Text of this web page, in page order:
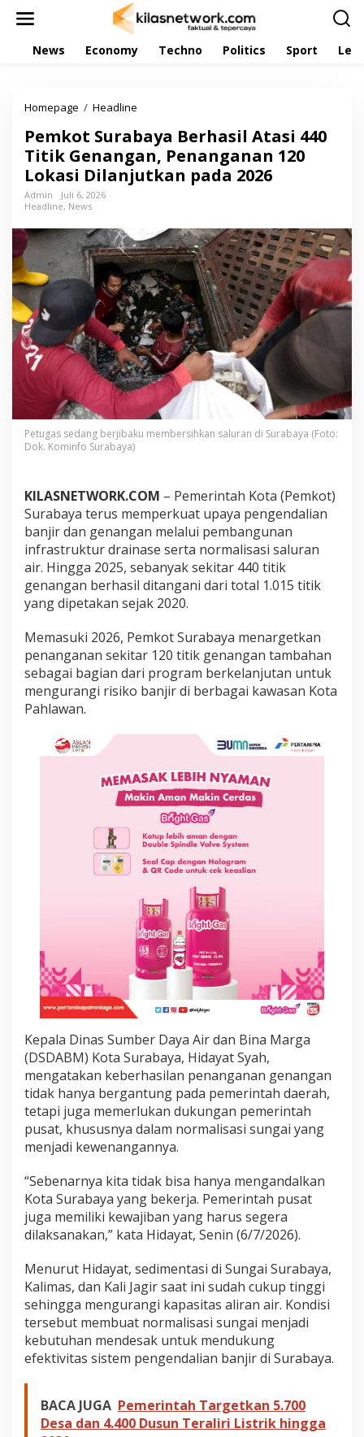
News Economy Techno Politics Sport
Homepage / Headline
m
k
o
t
a
b
a
y
a
B
e
r
h
a
s
A
4
4
0
T
t
i
k
e
a
n
g
,
n
a
n
a
a
1
0
L
o
k
i
i
l
a
n
u
t
k
n
p
a
d
a
0
2
6
Pemkot Surabaya Berhasil Atasi 440
Titik Genangan, Penanganan 120
Lokasi Dilanjutkan pada 2026
Admin
Juli 6, 2026
Headline, News
Petugas sedang berjibaku membersihkan saluran di Surabaya (Foto:
Dok. Kominfo Surabaya)
KILASNETWORK.COM – Pemerintah Kota (Pemkot)
Surabaya terus memperkuat upaya pengendalian
banjir dan genangan melalui pembangunan
infrastruktur drainase serta normalisasi saluran
air. Hingga 2025, sebanyak sekitar 440 titik
genangan berhasil ditangani dari total 1.015 titik
yang dipetakan sejak 2020.
Memasuki 2026, Pemkot Surabaya menargetkan
penanganan sekitar 120 titik genangan tambahan
sebagai bagian dari program berkelanjutan untuk
mengurangi risiko banjir di berbagai kawasan Kota
Pahlawan.
Kepala Dinas Sumber Daya Air dan Bina Marga
(DSDABM) Kota Surabaya, Hidayat Syah,
mengatakan keberhasilan penanganan genangan
tidak hanya bergantung pada pemerintah daerah,
tetapi juga memerlukan dukungan pemerintah
pusat, khususnya dalam normalisasi sungai yang
menjadi kewenangannya.
“Sebenarnya kita tidak bisa hanya mengandalkan
Kota Surabaya yang bekerja. Pemerintah pusat
juga memiliki kewajiban yang harus segera
dilaksanakan,” kata Hidayat, Senin (6/7/2026).
Menurut Hidayat, sedimentasi di Sungai Surabaya,
Kalimas, dan Kali Jagir saat ini sudah cukup tinggi
sehingga mengurangi kapasitas aliran air. Kondisi
tersebut membuat normalisasi sungai menjadi
kebutuhan mendesak untuk mendukung
efektivitas sistem pengendalian banjir di Surabaya.
BACA JUGA Pemerintah Targetkan 5.700
Desa dan 4.400 Dusun Teraliri Listrik hingga